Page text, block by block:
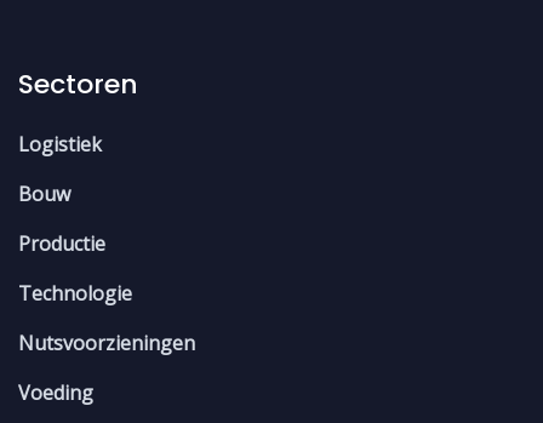
Sectoren
Logistiek
Bouw
Productie
Technologie
Nutsvoorzieningen
Voeding